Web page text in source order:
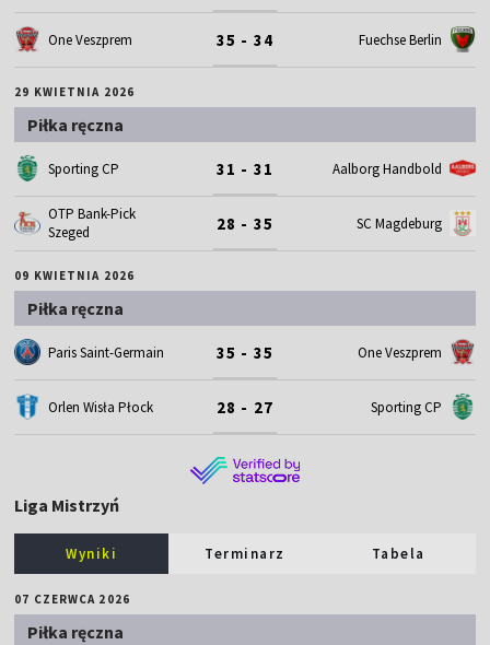
One Veszprem 35 - 34 Fuechse Berlin
29 KWIETNIA 2026
Piłka ręczna
Sporting CP 31 - 31 Aalborg Handbold
OTP Bank-Pick
Szeged
28 - 35 SC Magdeburg
09 KWIETNIA 2026
Piłka ręczna
Paris Saint-Germain 35 - 35 One Veszprem
Orlen Wisła Płock 28 - 27 Sporting CP
Liga Mistrzyń
Wyniki Terminarz Tabela
07 CZERWCA 2026
Piłka ręczna